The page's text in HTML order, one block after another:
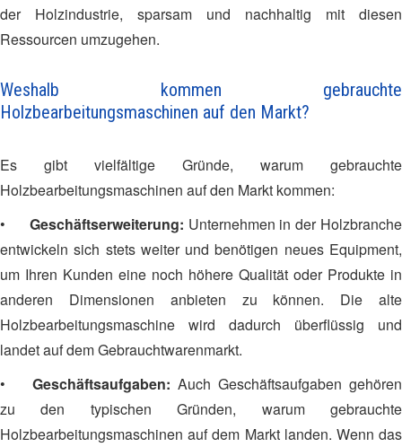
der Holzindustrie, sparsam und nachhaltig mit diesen
Ressourcen umzugehen.
Weshalb kommen gebrauchte
Holzbearbeitungsmaschinen auf den Markt?
Es gibt vielfältige Gründe, warum gebrauchte
Holzbearbeitungsmaschinen auf den Markt kommen:
•
Geschäftserweiterung: Unternehmen in der Holzbranche
entwickeln sich stets weiter und benötigen neues Equipment,
um Ihren Kunden eine noch höhere Qualität oder Produkte in
anderen Dimensionen anbieten zu können. Die alte
Holzbearbeitungsmaschine wird dadurch überflüssig und
landet auf dem Gebrauchtwarenmarkt.
•
Geschäftsaufgaben: Auch Geschäftsaufgaben gehören
zu den typischen Gründen, warum gebrauchte
Holzbearbeitungsmaschinen auf dem Markt landen. Wenn das